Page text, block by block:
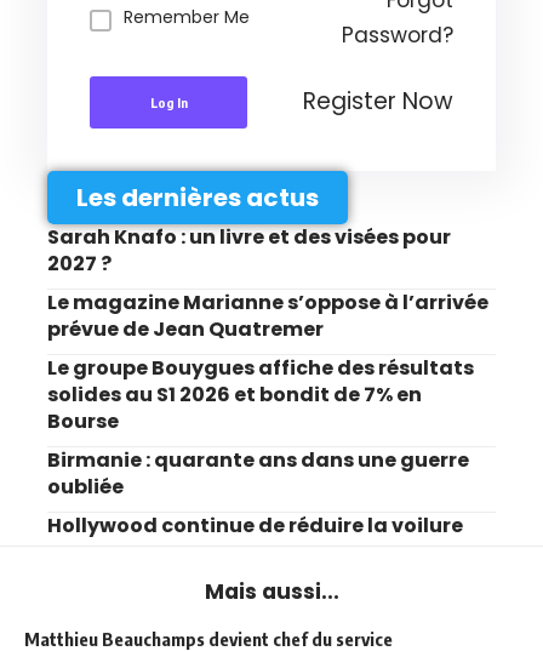
Remember Me
Password?
Log In Register Now
Les dernières actus
Sarah Knafo : un livre et des visées pour
2027 ?
Le magazine Marianne s’oppose à l’arrivée
prévue de Jean Quatremer
Le groupe Bouygues affiche des résultats
solides au S1 2026 et bondit de 7% en
Bourse
Birmanie : quarante ans dans une guerre
oubliée
Hollywood continue de réduire la voilure
Mais aussi...
Matthieu Beauchamps devient chef du service